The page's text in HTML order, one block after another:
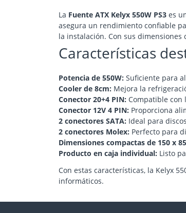
La Fuente ATX Kelyx 550W PS3 es
asegura un rendimiento confiable
la instalación. Con sus
Características
Potencia de 550W: Suficiente para
Cooler de 8cm: Mejora la
Conector 20+4 PIN: Compatible con
Conector 12V 4 PIN: Proporciona
2 conectores SATA: Ideal para
2 conectores Molex: Perfecto para
Dimensiones compactas de 150 x
Producto en caja individual: Listo
Con estas características, la Kelyx
informáticos.